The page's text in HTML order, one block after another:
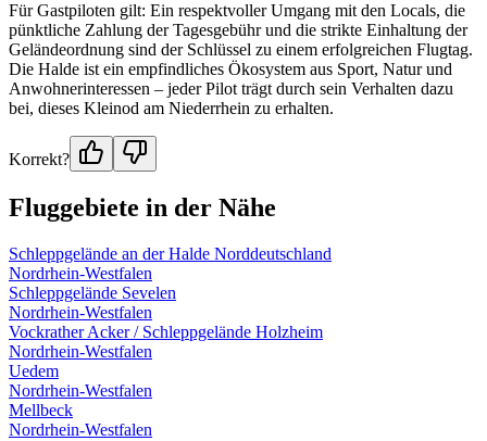
Für Gastpiloten gilt: Ein respektvoller Umgang mit den Locals, die
pünktliche Zahlung der Tagesgebühr und die strikte Einhaltung der
Geländeordnung sind der Schlüssel zu einem erfolgreichen Flugtag.
Die Halde ist ein empfindliches Ökosystem aus Sport, Natur und
Anwohnerinteressen – jeder Pilot trägt durch sein Verhalten dazu
bei, dieses Kleinod am Niederrhein zu erhalten.
Korrekt?
Fluggebiete in der Nähe
Schleppgelände an der Halde Norddeutschland
Nordrhein-Westfalen
Schleppgelände Sevelen
Nordrhein-Westfalen
Vockrather Acker / Schleppgelände Holzheim
Nordrhein-Westfalen
Uedem
Nordrhein-Westfalen
Mellbeck
Nordrhein-Westfalen